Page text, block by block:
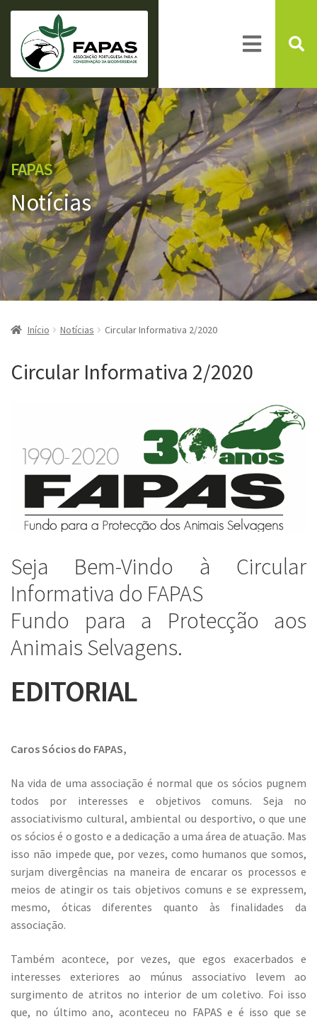
FAPAS
Notícias
Início Notícias Circular Informativa 2/2020
Circular Informativa 2/2020
Seja Bem-Vindo à Circular
Informativa do FAPAS
Fundo para a Protecção aos
Animais Selvagens.
EDITORIAL
Caros Sócios do FAPAS,
Na vida de uma associação é normal que os sócios pugnem
todos por interesses e objetivos comuns. Seja no
associativismo cultural, ambiental ou desportivo, o que une
os sócios é o gosto e a dedicação a uma área de atuação. Mas
isso não impede que, por vezes, como humanos que somos,
surjam divergências na maneira de encarar os processos e
meios de atingir os tais objetivos comuns e se expressem,
mesmo, óticas diferentes quanto às finalidades da
associação.
Também acontece, por vezes, que egos exacerbados e
interesses exteriores ao múnus associativo levem ao
surgimento de atritos no interior de um coletivo. Foi isso
que, no último ano, aconteceu no FAPAS e é isso que se